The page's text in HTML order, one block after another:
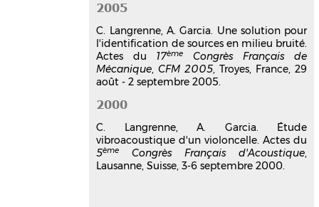
Bavu
10ème Congrès Français d'Acoustique,
Apr 2010, Lyon, France
Communication dans un congrès
hal-00539654v1
Le problème inverse acoustique
vu comme la solution d'un
problème de Cauchy associé à
l'équation de Helmholtz
Christophe Langrenne ,Alexandre
Garcia
10ème Congrès Français d'Acoustique
2005
C. Langrenne, A. Garcia. Une solution pour
l'identification de sources en milieu bruité.
Actes du 17ème
Congrès Français de
Mécanique,CFM 2005, Troyes, France, 29
août - 2 septembre 2005.
2000
C. Langrenne, A. Garcia. Étude
vibroacoustique d'un violoncelle. Actes du
5ème Congrès Français d'Acoustique,
Lausanne, Suisse, 3-6 septembre 2000.